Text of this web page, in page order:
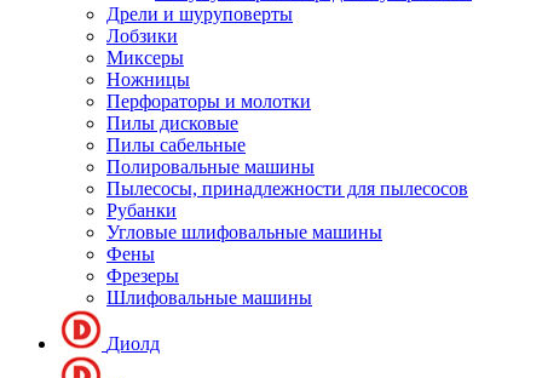
Дрели и шуруповерты
Лобзики
Миксеры
Ножницы
Перфораторы и молотки
Пилы дисковые
Пилы сабельные
Полировальные машины
Пылесосы, принадлежности для пылесосов
Рубанки
Угловые шлифовальные машины
Фены
Фрезеры
Шлифовальные машины
Диолд